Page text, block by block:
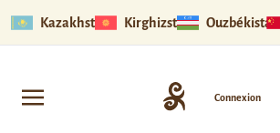
Kazakhstan Kirghizstan Ouzbékistan
Connexion